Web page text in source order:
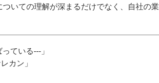
いての理解が深まるだけでなく、自社の業
ている---」
カン」